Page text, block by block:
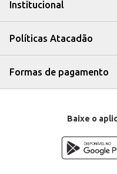
Institucional
Políticas Atacadão
Formas de pagamento
Baixe o